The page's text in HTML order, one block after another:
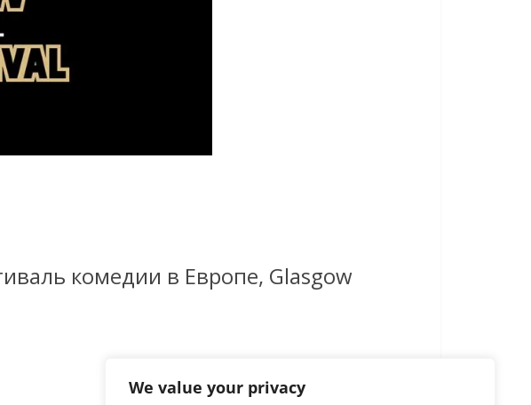
We value your privacy
комедии в Европе, Glasgow